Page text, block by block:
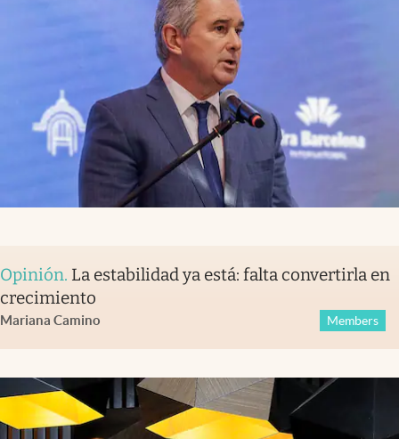
Opinión. La estabilidad ya está: falta convertirla en
crecimiento
Mariana Camino Members